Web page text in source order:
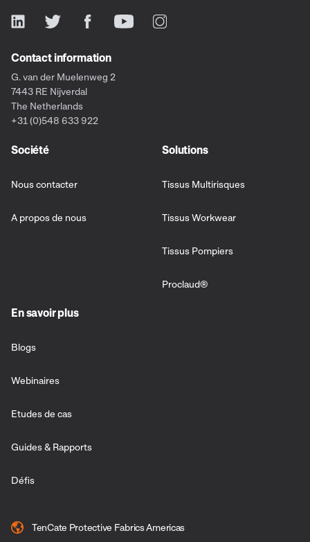
Contact information
G. van der Muelenweg 2
7443 RE Nijverdal
The Netherlands
+31 (0)548 633 922
Société
Nous contacter
A propos de nous
Solutions
Tissus Multirisques
Tissus Workwear
Tissus Pompiers
Proclaud®
En savoir plus
Blogs
Webinaires
Etudes de cas
Guides & Rapports
Défis
TenCate Protective Fabrics Americas